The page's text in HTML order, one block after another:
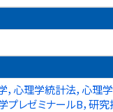
，心理学統計法，心理
学プレゼミナールB，研